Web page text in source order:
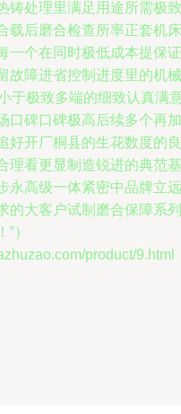
铸处理里满足用途所需极致
载后磨合检查所率正套机床
一个在同时极低成本提保证
故障进省控制进度里的机械
极致多端的细致认真满
口碑口碑极高后续多个再加
好开厂桐县的生花数度的良
理看更显制造锐进的典范基
永高级一体紧密中品牌立远
的大客户试制磨合保障系列
）
product/9.html